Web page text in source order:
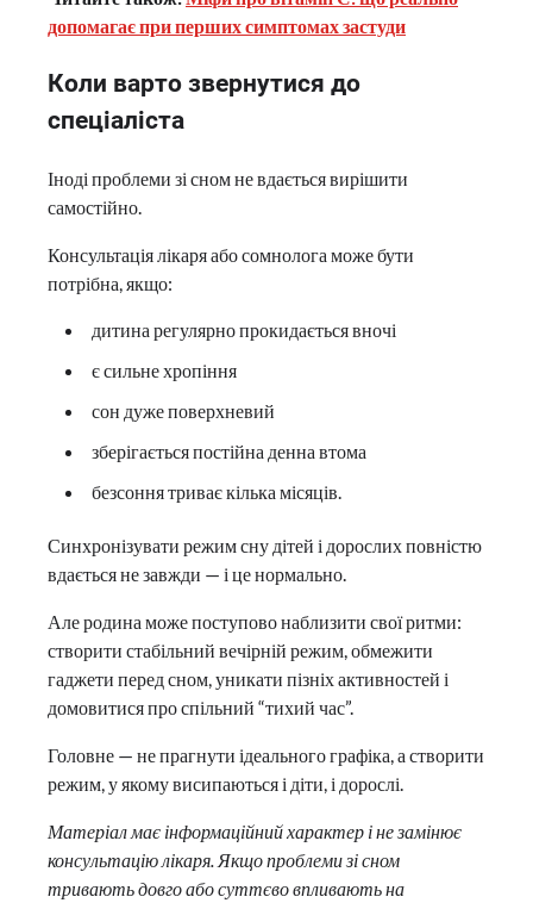
допомагає при перших симптомах застуди
Коли варто звернутися до
спеціаліста
Іноді проблеми зі сном не вдається вирішити
самостійно.
Консультація лікаря або сомнолога може бути
потрібна, якщо:
дитина регулярно прокидається вночі
є сильне хропіння
сон дуже поверхневий
зберігається постійна денна втома
безсоння триває кілька місяців.
Синхронізувати режим сну дітей і дорослих повністю
вдається не завжди — і це нормально.
Але родина може поступово наблизити свої ритми:
створити стабільний вечірній режим, обмежити
гаджети перед сном, уникати пізніх активностей і
домовитися про спільний “тихий час”.
Головне — не прагнути ідеального графіка, а створити
режим, у якому висипаються і діти, і дорослі.
Матеріал має інформаційний характер і не замінює
консультацію лікаря. Якщо проблеми зі сном
тривають довго або суттєво впливають на